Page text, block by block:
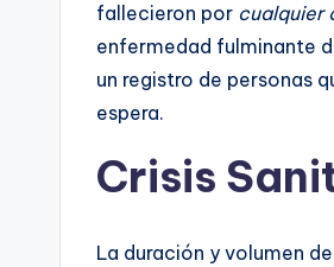
fallecieron por cualquier
enfermedad fulminante
un registro de personas
espera.
Crisis
La duración y volumen